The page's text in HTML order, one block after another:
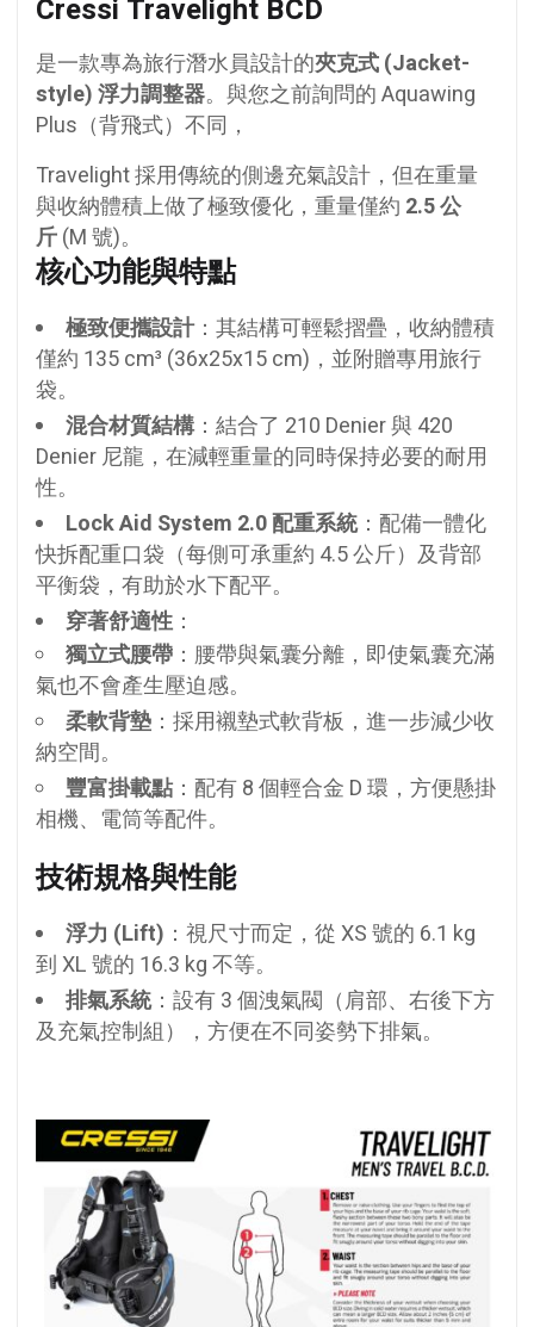
Cressi Travelight BCD
是一款專為旅行潛水員設計的夾克式 (Jacket-
style) 浮力調整器。與您之前詢問的 Aquawing
Plus（背飛式）不同，
Travelight 採用傳統的側邊充氣設計，但在重量
與收納體積上做了極致優化，重量僅約 2.5 公
斤(M 號)。
核心功能與特點
極致便攜設計：其結構可輕鬆摺疊，收納體積
僅約 135 cm³ (36x25x15 cm)，並附贈專用旅行
袋。
混合材質結構：結合了 210 Denier 與 420
Denier 尼龍，在減輕重量的同時保持必要的耐用
性。
Lock Aid System 2.0 配重系統：配備一體化
快拆配重口袋（每側可承重約 4.5 公斤）及背部
平衡袋，有助於水下配平。
穿著舒適性 ：
獨立式腰帶 ：腰帶與氣囊分離，即使氣囊充滿
氣也不會產生壓迫感。
柔軟背墊 ：採用襯墊式軟背板，進一步減少收
納空間。
豐富掛載點 ：配有 8 個輕合金 D 環，方便懸掛
相機、電筒等配件。
技術規格與性能
浮力 (Lift) ：視尺寸而定，從 XS 號的 6.1 kg
到 XL 號的 16.3 kg 不等。
排氣系統：設有 3 個洩氣閥（肩部、右後下方
及充氣控制組），方便在不同姿勢下排氣。